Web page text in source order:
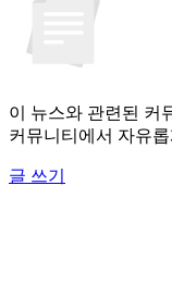
이 뉴스와 관련된 커
커뮤니티에서 자유
글 쓰기